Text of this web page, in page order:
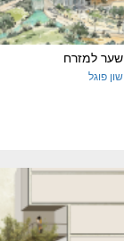
שער למזרח
שון פוגל